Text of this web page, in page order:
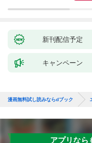
新刊配信予定
キャンペーン
漫画無料試し読みならdブック
アプリなら